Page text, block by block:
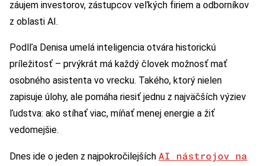
záujem investorov, zástupcov veľkých firiem a odborníkov
z oblasti AI.
Podlľa Denisa umelá inteligencia otvára historickú
príležitosť – prvýkrát má každý človek možnosť mať
osobného asistenta vo vrecku. Takého, ktorý nielen
zapisuje úlohy, ale pomáha riesiť jednu z najväčších výziev
ľudstva: ako stíhať viac, míňať menej energie a žiť
vedomejšie.
Dnes ide o jeden z najpokročilejších AI nástrojov na